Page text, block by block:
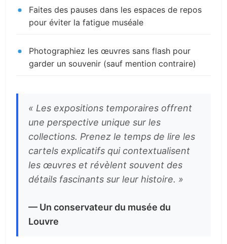
Faites des pauses dans les espaces de repos
pour éviter la fatigue muséale
Photographiez les œuvres sans flash pour
garder un souvenir (sauf mention contraire)
« Les expositions temporaires offrent
une perspective unique sur les
collections. Prenez le temps de lire les
cartels explicatifs qui contextualisent
les œuvres et révèlent souvent des
détails fascinants sur leur histoire. »
— Un conservateur du musée du
Louvre